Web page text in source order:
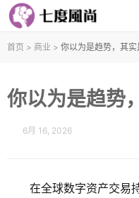
首页 > 商业 > 你以为是趋势，其
你以为是趋势
6月 16, 2026
在全球数字资产交易